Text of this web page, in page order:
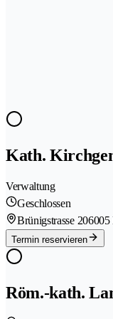
Kath.
Verwaltung
Geschlossen
Brünigstrasse 206005
Termin reservieren
Röm.-kath.